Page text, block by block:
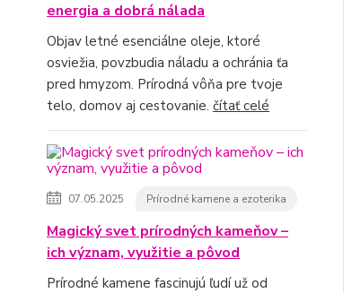
energia a dobrá nálada
Objav letné esenciálne oleje, ktoré
osviežia, povzbudia náladu a ochránia ťa
pred hmyzom. Prírodná vôňa pre tvoje
telo, domov aj cestovanie. čítať celé
07.05.2025 Prírodné kamene a ezoterika
Magický svet prírodných kameňov –
ich význam, využitie a pôvod
Prírodné kamene fascinujú ľudí už od